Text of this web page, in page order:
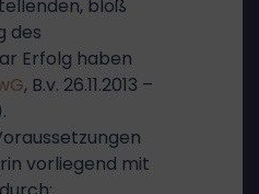
bloß
des
Erfolg haben
, B.v. 26.11.2013 –
vorliegend mit